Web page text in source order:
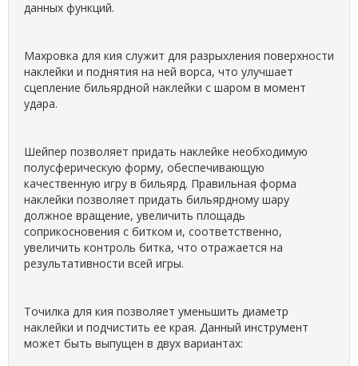
данных функций.
Махровка для кия служит для разрыхления поверхности
наклейки и поднятия на ней ворса, что улучшает
сцепление бильярдной наклейки с шаром в момент
удара.
Шейпер позволяет придать наклейке необходимую
полусферическую форму, обеспечивающую
качественную игру в бильярд. Правильная форма
наклейки позволяет придать бильярдному шару
должное вращение, увеличить площадь
соприкосновения с битком и, соответственно,
увеличить контроль битка, что отражается на
результативности всей игры.
Точилка для кия позволяет уменьшить диаметр
наклейки и подчистить ее края. Данный инструмент
может быть выпущен в двух вариантах: